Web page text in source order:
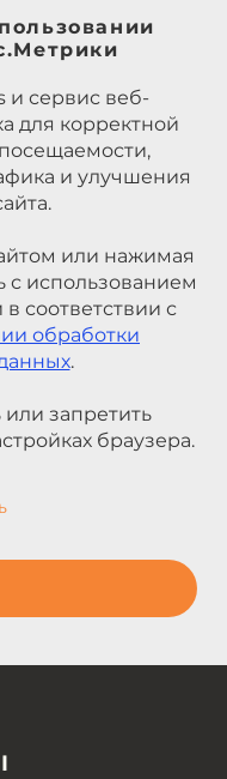
и сервис веб-
для корректной
и улучшения
или нажимая
с использованием
соответствии с
обработки
.
запретить
браузера.